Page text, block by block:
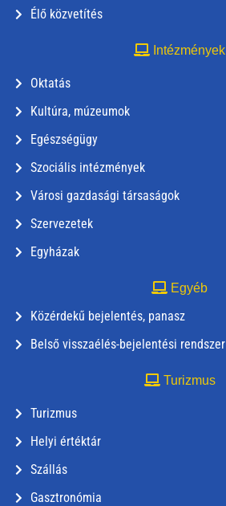
Élő közvetítés
Intézmények
Oktatás
Kultúra, múzeumok
Egészségügy
Szociális intézmények
Városi gazdasági társaságok
Szervezetek
Egyházak
Egyéb
Közérdekű bejelentés, panasz
Belső visszaélés-bejelentési rendszer
Turizmus
Turizmus
Helyi értéktár
Szállás
Gasztronómia